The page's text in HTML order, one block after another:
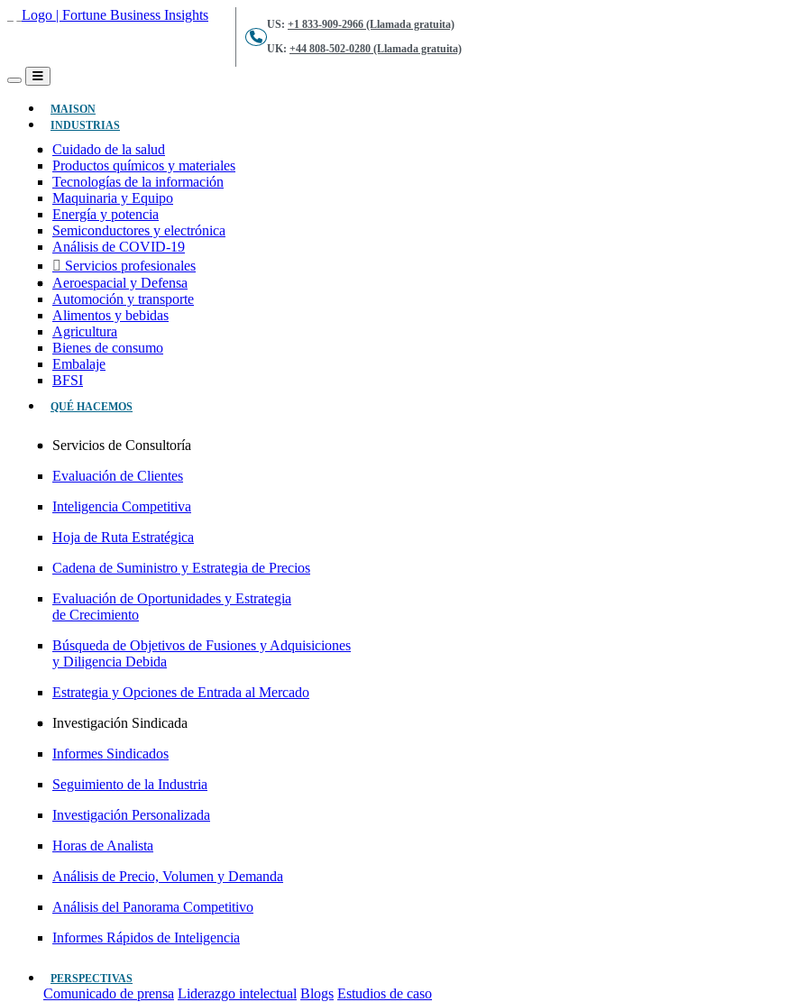
US: +1 833-909-2966 (Llamada gratuita)
UK: +44 808-502-0280 (Llamada gratuita)
MAISON(ACTUAL)
INDUSTRIAS
Cuidado de la salud
Productos químicos y materiales
Tecnologías de la información
Maquinaria y Equipo
Energía y potencia
Semiconductores y electrónica
Análisis de COVID-19
Servicios profesionales
Aeroespacial y Defensa
Automoción y transporte
Alimentos y bebidas
Agricultura
Bienes de consumo
Embalaje
BFSI
QUÉ HACEMOS
Servicios de Consultoría
Evaluación de Clientes
Inteligencia Competitiva
Hoja de Ruta Estratégica
Cadena de Suministro y Estrategia de Precios
Evaluación de Oportunidades y Estrategia
de Crecimiento
Búsqueda de Objetivos de Fusiones y Adquisiciones
y Diligencia Debida
Estrategia y Opciones de Entrada al Mercado
Investigación Sindicada
Informes Sindicados
Seguimiento de la Industria
Investigación Personalizada
Horas de Analista
Análisis de Precio, Volumen y Demanda
Análisis del Panorama Competitivo
Informes Rápidos de Inteligencia
PERSPECTIVAS
Comunicado de prensa Liderazgo intelectual Blogs Estudios de caso